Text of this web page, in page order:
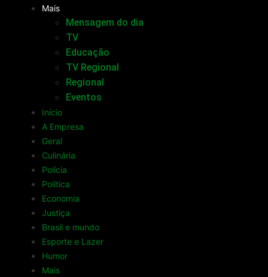
Mais
Mensagem do dia
TV
Educação
TV Regional
Regional
Eventos
Início
A Empresa
Geral
Culinária
Polícia
Política
Economia
Justiça
Brasil e mundo
Esporte e Lazer
Humor
Mais